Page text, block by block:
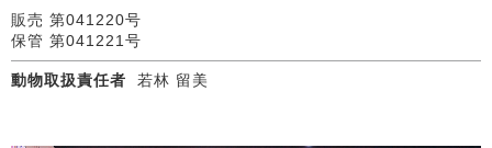
販売 第041220号
保管 第041221号
動物取扱責任者 若林 留美